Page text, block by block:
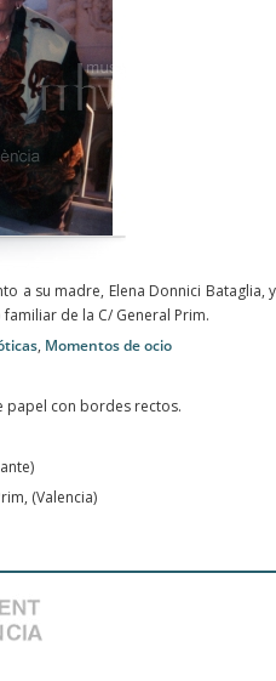
a su madre, Elena Donnici
de la C/ General Prim.
, Momentos de ocio
papel con bordes rectos.
(Valencia)